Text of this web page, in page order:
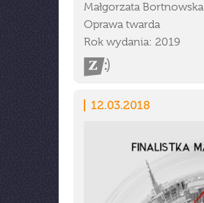
Małgorzata Bortnowska
Oprawa twarda
Rok wydania: 2019
12.03.2018